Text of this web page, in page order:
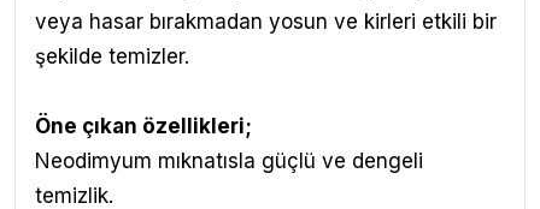
veya hasar bırakmadan yosun ve kirleri etkili bir
şekilde temizler.
Öne çıkan özellikleri;
Neodimyum mıknatısla güçlü ve dengeli
temizlik.